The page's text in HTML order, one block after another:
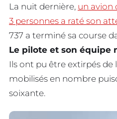
La nuit dernière, un avion
3 personnes a raté son
737 a terminé sa course
Le pilote et son équipe
Ils ont pu être extirpés de
mobilisés en nombre
soixante.